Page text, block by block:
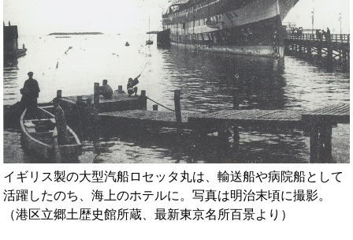
イギリス製の大型汽船ロセッタ丸は、輸送船や病院船として
活躍したのち、海上のホテルに。写真は明治末頃に撮影。
（港区立郷土歴史館所蔵、最新東京名所百景より）